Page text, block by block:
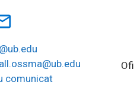
comunicat